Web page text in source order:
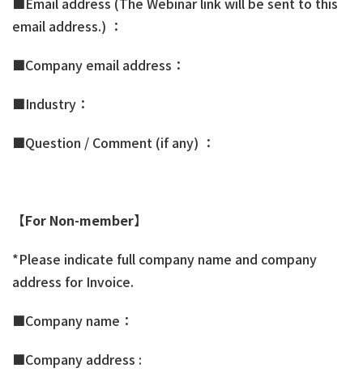
email address.) ：
■Company email address：
■Industry：
■Question / Comment (if any) ：
【For Non-member】
*Please indicate full company name and company
address for Invoice.
■Company name：
■Company address :